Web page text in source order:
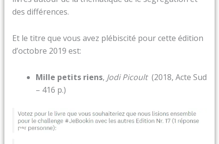
des différences.
Et le titre que vous avez plébiscité pour cette édition
d’octobre 2019 est:
Mille petits riens, Jodi Picoult (2018, Acte Sud
– 416 p.)